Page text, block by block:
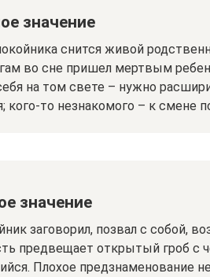
значение
снится живой
во сне пришел мертвым
на том свете – нужно
кого-то незнакомого – к смене
значение
заговорил, позвал с собой,
предвещает открытый гроб с
Плохое предзнаменование